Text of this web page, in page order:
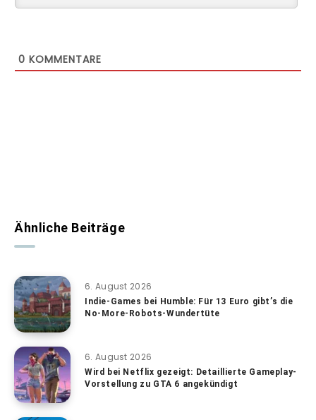
0 KOMMENTARE
Ähnliche Beiträge
6. August 2026
Indie-Games bei Humble: Für 13 Euro gibt’s die
No-More-Robots-Wundertüte
6. August 2026
Wird bei Netflix gezeigt: Detaillierte Gameplay-
Vorstellung zu GTA 6 angekündigt